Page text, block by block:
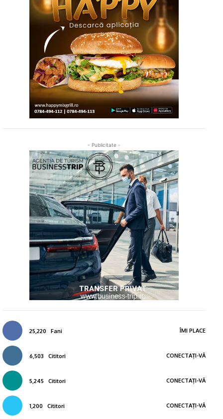
- Publicitate -
25,220 Fani ÎMI PLACE
6,503 Cititori CONECTAȚI-VĂ
5,245 Cititori CONECTAȚI-VĂ
1,200 Cititori CONECTAȚI-VĂ